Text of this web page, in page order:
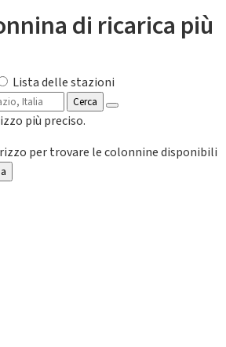
di ricarica più
Lista delle stazioni
Cerca
più preciso.
per trovare le colonnine disponibili